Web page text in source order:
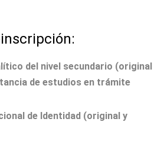
del nivel secundario (original
de estudios en trámite
de Identidad (original y